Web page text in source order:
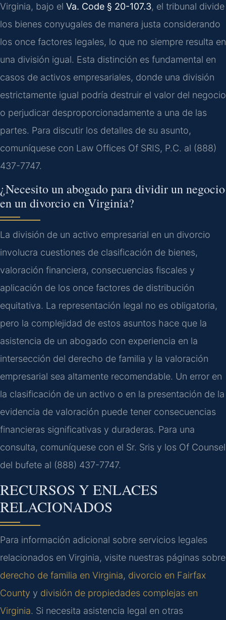
Virginia, bajo el Va. Code § 20-107.3, el tribunal divide
los bienes conyugales de manera justa considerando
los once factores legales, lo que no siempre resulta en
una división igual. Esta distinción es fundamental en
casos de activos empresariales, donde una división
estrictamente igual podría destruir el valor del negocio
o perjudicar desproporcionadamente a una de las
partes. Para discutir los detalles de su asunto,
comuníquese con Law Offices Of SRIS, P.C. al (888)
437-7747.
¿Necesito un abogado para dividir un negocio
en un divorcio en Virginia?
La división de un activo empresarial en un divorcio
involucra cuestiones de clasificación de bienes,
valoración financiera, consecuencias fiscales y
aplicación de los once factores de distribución
equitativa. La representación legal no es obligatoria,
pero la complejidad de estos asuntos hace que la
asistencia de un abogado con experiencia en la
intersección del derecho de familia y la valoración
empresarial sea altamente recomendable. Un error en
la clasificación de un activo o en la presentación de la
evidencia de valoración puede tener consecuencias
financieras significativas y duraderas. Para una
consulta, comuníquese con el Sr. Sris y los Of Counsel
del bufete al (888) 437-7747.
RECURSOS Y ENLACES
RELACIONADOS
Para información adicional sobre servicios legales
relacionados en Virginia, visite nuestras páginas sobre
derecho de familia en Virginia, divorcio en Fairfax
County y división de propiedades complejas en
Virginia. Si necesita asistencia legal en otras